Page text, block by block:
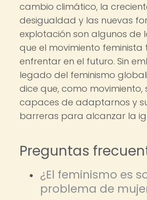
cambio climático, la
desigualdad y las nuevas
explotación son algunos de
que el movimiento feminista
enfrentar en el futuro. Sin
legado del feminismo
dice que, como movimiento,
capaces de adaptarnos y
barreras para alcanzar la
Preguntas
¿El feminismo es
problema de